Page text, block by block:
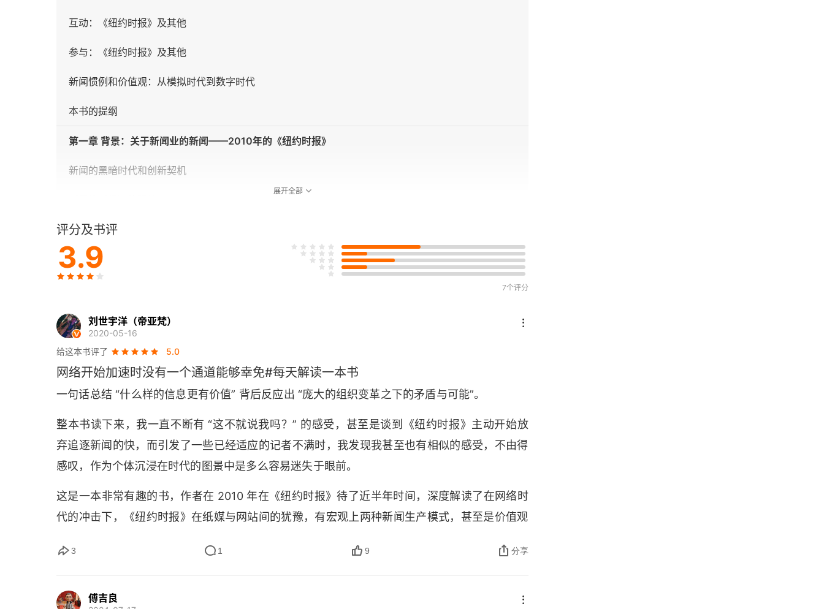
互动：《纽约时报》及其他
参与：《纽约时报》及其他
新闻惯例和价值观：从模拟时代到数字时代
本书的提纲
第一章 背景：关于新闻业的新闻——2010年的《纽约时报》
新闻的黑暗时代和创新契机
《纽约时报》网络版简史
第二章 《纽约时报》记者的三天
2010年2月11日 安德鲁·马丁，财经新闻记者
2010年1月27日 尼克·比尔顿，Bits的首席技术博主
总结：《纽约时报》记者的三天
对报纸的执迷
揭开纸质版之谜
理解头版的即时性
商业新闻与报纸的生产周期
为版面位置而奋斗
展开全部
评分及书评
3.9
7个评分
刘世宇洋（帝亚梵）
2020-05-16
给这本书评了
5.0
网络开始加速时没有一个通道能够幸免#每天解读一本书
一句话总结 “什么样的信息更有价值” 背后反应出 “庞大的组织变革之下的矛盾与可能”。
整本书读下来，我一直不断有 “这不就说我吗？” 的感受，甚至是谈到《纽约时报》主动开始放
弃追逐新闻的快，而引发了一些已经适应的记者不满时，我发现我甚至也有相似的感受，不由得
感叹，作为个体沉浸在时代的图景中是多么容易迷失于眼前。
这是一本非常有趣的书，作者在 2010 年在《纽约时报》待了近半年时间，深度解读了在网络时
代的冲击下，《纽约时报》在纸媒与网站间的犹豫，有宏观上两种新闻生产模式，甚至是价值观
产流程的重新塑造，可以看到《纽约时报》中不同人物拒绝、接受背后的动力和原因，也指出了
3 1 9 分享
傅吉良